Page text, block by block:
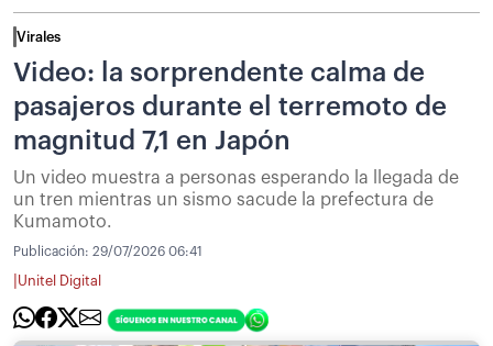
Virales
Video: la sorprendente calma de
pasajeros durante el terremoto de
magnitud 7,1 en Japón
Un video muestra a personas esperando la llegada de
un tren mientras un sismo sacude la prefectura de
Kumamoto.
Publicación: 29/07/2026 06:41
Unitel Digital